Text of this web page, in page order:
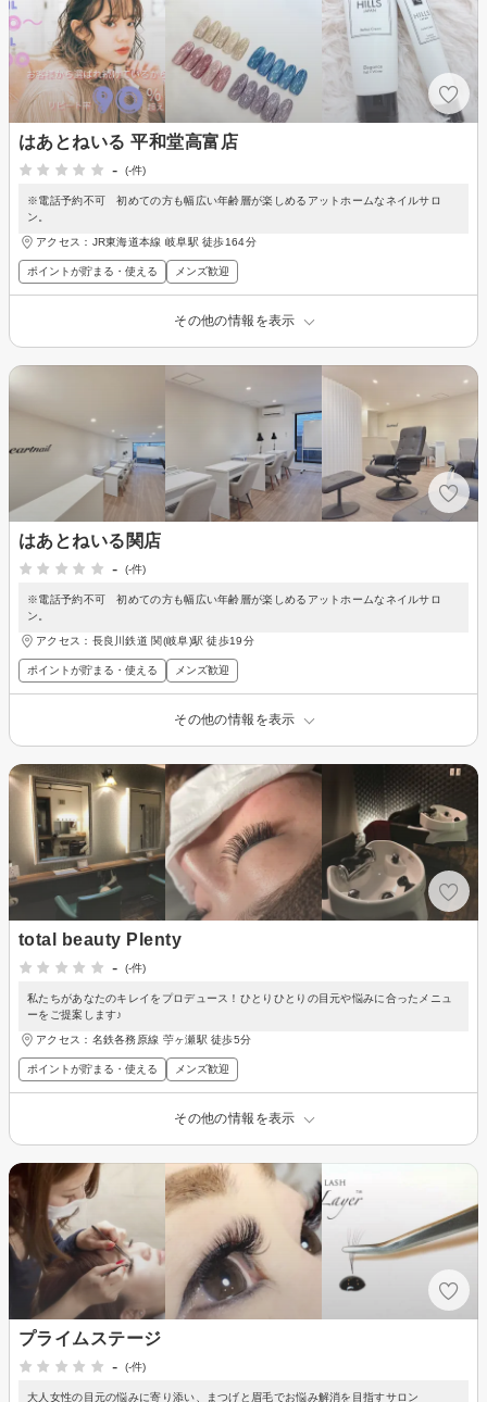
はあとねいる 平和堂高富店
-
(-件)
※電話予約不可 初めての方も幅広い年齢層が楽しめるアットホームなネイルサロ
ン。
アクセス：JR東海道本線 岐阜駅 徒歩164分
ポイントが貯まる・使える メンズ歓迎
その他の情報を表示
はあとねいる関店
-
(-件)
※電話予約不可 初めての方も幅広い年齢層が楽しめるアットホームなネイルサロ
ン。
アクセス：長良川鉄道 関(岐阜)駅 徒歩19分
ポイントが貯まる・使える メンズ歓迎
その他の情報を表示
total beauty Plenty
-
(-件)
私たちがあなたのキレイをプロデュース！ひとりひとりの目元や悩みに合ったメニュ
ーをご提案します♪
アクセス：名鉄各務原線 苧ヶ瀬駅 徒歩5分
ポイントが貯まる・使える メンズ歓迎
その他の情報を表示
プライムステージ
-
(-件)
大人女性の目元の悩みに寄り添い、まつげと眉毛でお悩み解消を目指すサロン